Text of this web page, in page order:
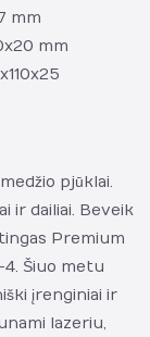
mm
mm
pjūklai.
ir dailiai. Beveik
Premium
4. Šiuo metu
įrenginiai ir
lazeriu,